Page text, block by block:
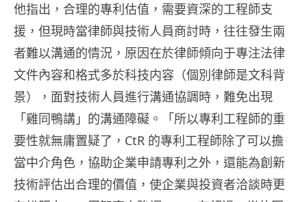
他指出，合理的專利估值，需要資深的工程師支
援，但現時當律師與技術人員商討時，往往發生兩
者難以溝通的情況，原因在於律師傾向于專注法律
文件內容和格式多於科技内容（個別律師是文科背
景），面對技術人員進行溝通協調時，難免出現
「雞同鴨講」的溝通障礙。「所以專利工程師的重
要性就無庸置疑了，CtR 的專利工程師除了可以擔
當中介角色，協助企業申請專利之外，還能為創新
技術評估出合理的價值，使企業與投資者洽談時更